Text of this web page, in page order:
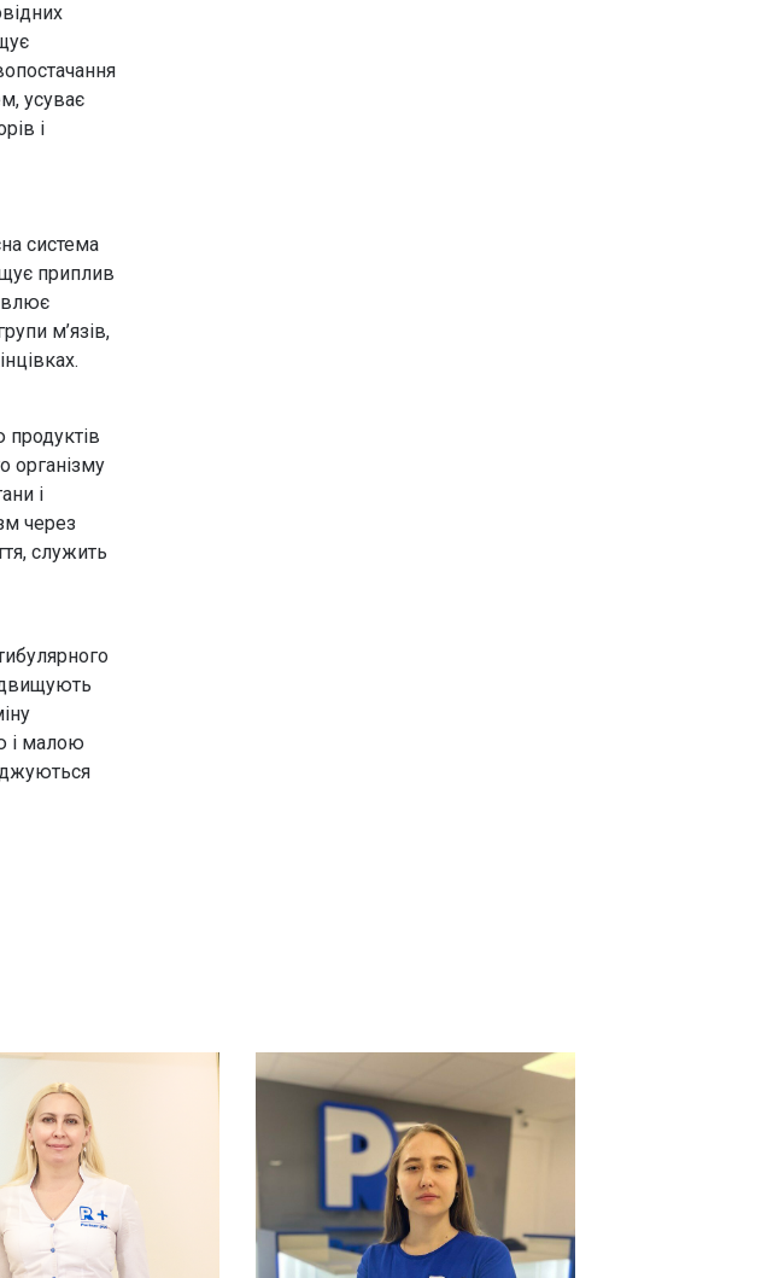
усуває
і
система
приплив
м’язів,
організму
і
через
служить
і малою